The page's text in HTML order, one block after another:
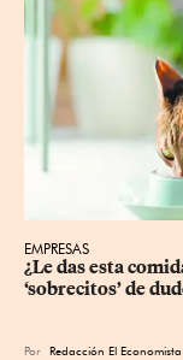
EMPRESAS
¿Le das esta
‘sobrecitos’ de
Por Redacción El Economista